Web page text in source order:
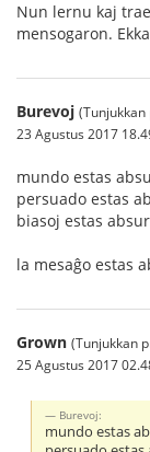
Nun lernu kaj
mensogaron.
Burevoj (Tunjukkan
23 Agustus 2017
mundo estas
persuado estas
biasoj estas
la mesaĝo estas
Grown (Tunjukkan
25 Agustus 2017
Burevoj:
mundo estas